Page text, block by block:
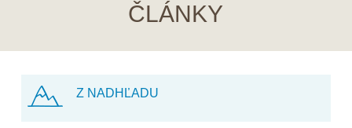
ČLÁNKY
Z NADHĽADU